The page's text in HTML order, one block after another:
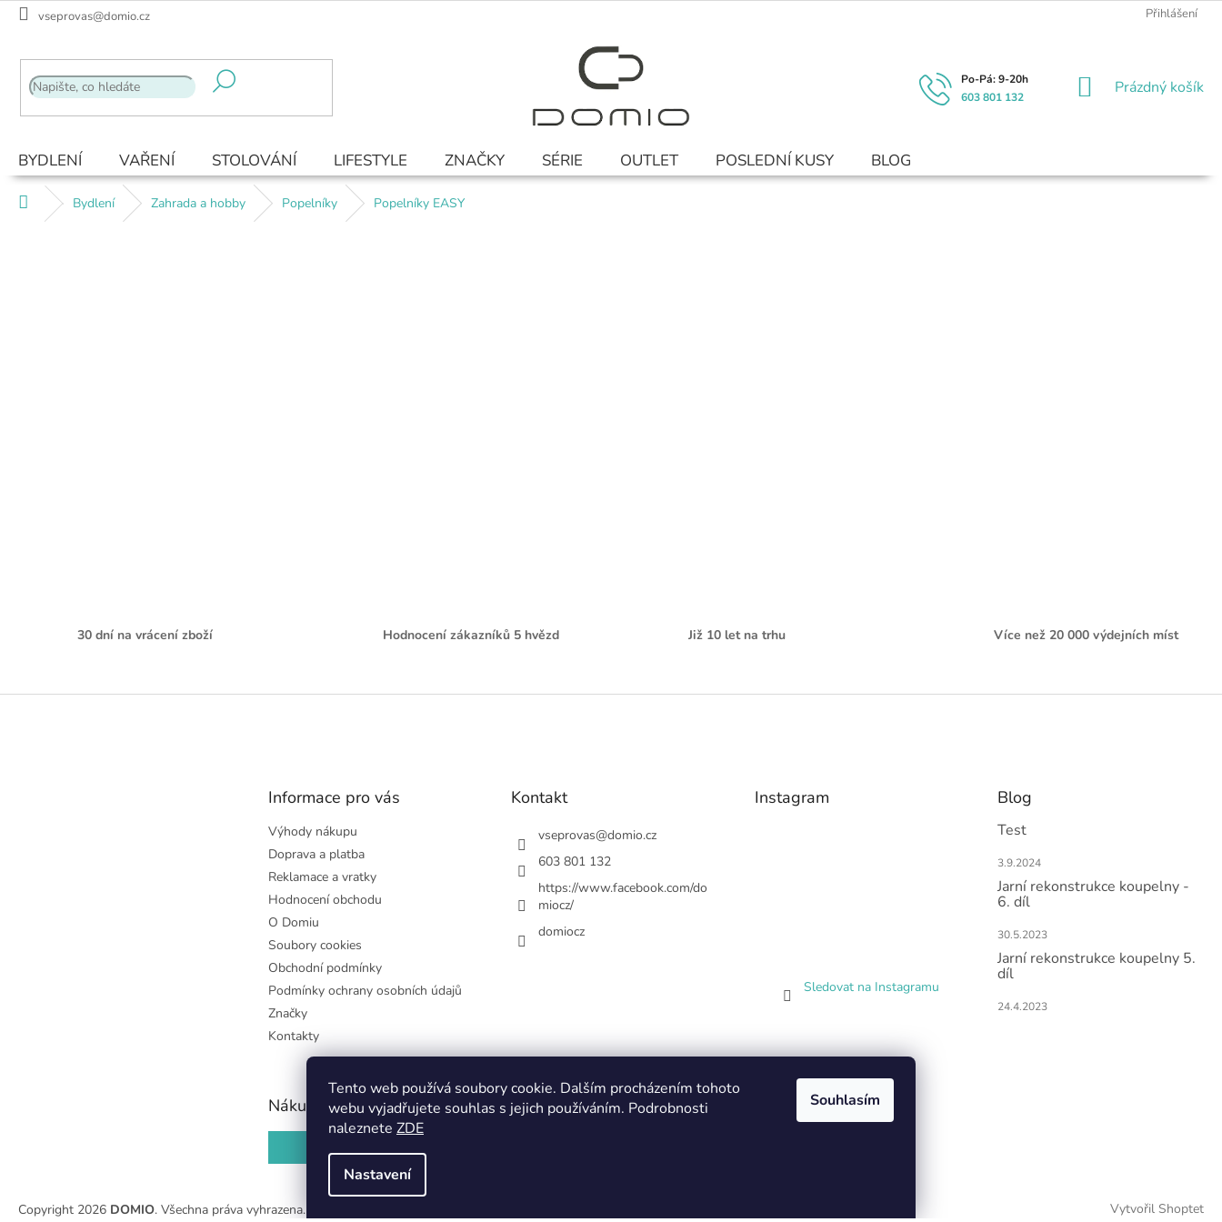
Tento web používá soubory cookie. Dalším procházením tohoto
webu vyjadřujete souhlas s jejich používáním. Podrobnosti
naleznete ZDE
Nastavení
Souhlasím
Přejít
vseprovas@domio.cz Přihlášení
603 801 132
NÁKUPNÍ
Prázdný košík
BYDLENÍ VAŘENÍ STOLOVÁNÍ LIFESTYLE ZNAČKY SÉRIE OUTLET POSLEDNÍ KUSY BLOG
Domů Bydlení Zahrada a hobby Popelníky Popelníky EASY
30 dní na vrácení zboží Hodnocení zákazníků 5 hvězd Již 10 let na trhu Více než 20 000 výdejních míst
Z
Informace pro vás
Výhody nákupu
Doprava a platba
Reklamace a vratky
Hodnocení obchodu
O Domiu
Soubory cookies
Obchodní podmínky
Podmínky ochrany osobních údajů
Značky
Kontakty
Kontakt
vseprovas@domio.cz
603 801 132
https://www.facebook.com/do
miocz/
domiocz
Instagram
Sledovat na Instagramu
Blog
Test
3.9.2024
Jarní rekonstrukce koupelny -
6. díl
30.5.2023
Jarní rekonstrukce koupelny 5.
díl
24.4.2023
Nákupní košík
Vytvořil Shoptet
Copyright 2026 DOMIO. Všechna práva vyhrazena.